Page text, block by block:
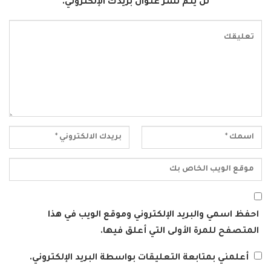
لن يتم نشر عنوان بريدك الإلكتروني.
احفظ اسمي والبريد الإلكتروني وموقع الويب في هذا
المتصفح للمرة الأولى التي أعلق فيها.
أعلمني بمتابعة التعليقات بواسطة البريد الإلكتروني.